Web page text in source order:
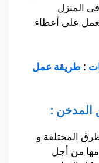
المنزل
على أعطاء
: طريقة عمل
المدخن :
المختلفة و
من أجل